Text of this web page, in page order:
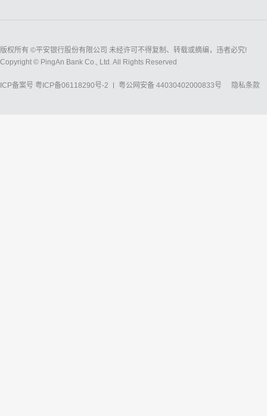
版权所有 ©平安银行股份有限公司 未经许可不得复制、转载或摘编，违者必究!
Copyright © PingAn Bank Co., Ltd. All Rights Reserved
ICP备案号 粤ICP备06118290号-2 粤公网安备 44030402000833号 隐私条款